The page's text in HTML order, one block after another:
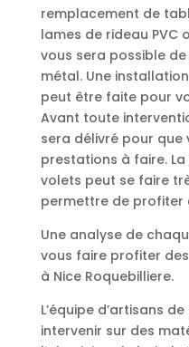
remplacement de
lames de rideau PVC
vous sera possible
métal. Une
peut être faite pour
Avant toute
sera délivré pour que
prestations à faire.
volets peut se faire
permettre de profiter
Une analyse de
vous faire profiter
à Nice Roquebilliere.
L’équipe d’artisans
intervenir sur des